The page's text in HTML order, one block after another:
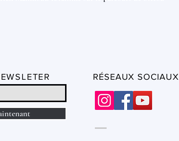
RÉSEAUX SOCIAUX